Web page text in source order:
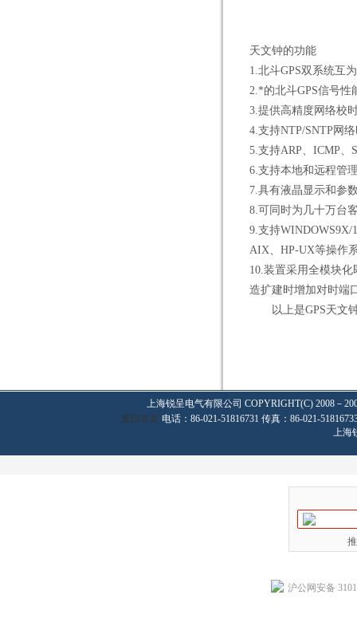
天文钟的功能
1. 北斗GPS双系统互
2. *的北斗GPS信号性
3. 提供高精度网络校
4. 支持NTP/SNTP网
5. 支持ARP ICMP
6. 支持本地和远程管
7. 具有液晶显示和参
8. 可同时为几十万台
9. 支持WINDOWS9X/
AIX
HP-UX等操作
10. 装置采用全模块化
造扩建时增加对时端
以上是GPS天文
上海锐呈电气有限公司 COPYRIGHT(C) 2008－
返回首页 电话：86-021-51816731 传真：86-021-
上海
沪公网安备